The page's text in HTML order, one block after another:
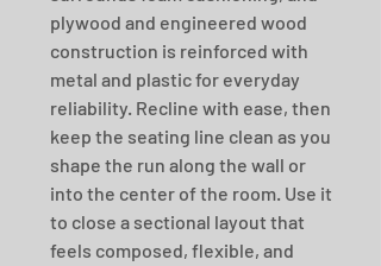
plywood and engineered wood
construction is reinforced with
metal and plastic for everyday
reliability. Recline with ease, then
keep the seating line clean as you
shape the run along the wall or
into the center of the room. Use it
to close a sectional layout that
feels composed, flexible, and